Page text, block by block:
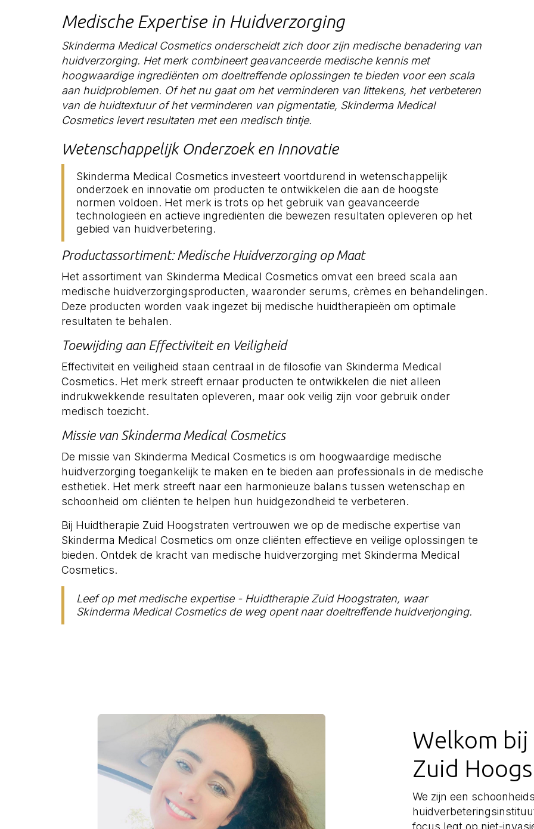
Medische Expertise in Huidverzorging
Skinderma Medical Cosmetics onderscheidt zich door zijn medische benadering van
huidverzorging. Het merk combineert geavanceerde medische kennis met
hoogwaardige ingrediënten om doeltreffende oplossingen te bieden voor een scala
aan huidproblemen. Of het nu gaat om het verminderen van littekens, het verbeteren
van de huidtextuur of het verminderen van pigmentatie, Skinderma Medical
Cosmetics levert resultaten met een medisch tintje.
Wetenschappelijk Onderzoek en Innovatie
Skinderma Medical Cosmetics investeert voortdurend in wetenschappelijk
onderzoek en innovatie om producten te ontwikkelen die aan de hoogste
normen voldoen. Het merk is trots op het gebruik van geavanceerde
technologieën en actieve ingrediënten die bewezen resultaten opleveren op het
gebied van huidverbetering.
Productassortiment: Medische Huidverzorging op Maat
Het assortiment van Skinderma Medical Cosmetics omvat een breed scala aan
medische huidverzorgingsproducten, waaronder serums, crèmes en behandelingen.
Deze producten worden vaak ingezet bij medische huidtherapieën om optimale
resultaten te behalen.
Toewijding aan Effectiviteit en Veiligheid
Effectiviteit en veiligheid staan centraal in de filosofie van Skinderma Medical
Cosmetics. Het merk streeft ernaar producten te ontwikkelen die niet alleen
indrukwekkende resultaten opleveren, maar ook veilig zijn voor gebruik onder
medisch toezicht.
Missie van Skinderma Medical Cosmetics
De missie van Skinderma Medical Cosmetics is om hoogwaardige medische
huidverzorging toegankelijk te maken en te bieden aan professionals in de medische
esthetiek. Het merk streeft naar een harmonieuze balans tussen wetenschap en
schoonheid om cliënten te helpen hun huidgezondheid te verbeteren.
Bij Huidtherapie Zuid Hoogstraten vertrouwen we op de medische expertise van
Skinderma Medical Cosmetics om onze cliënten effectieve en veilige oplossingen te
bieden. Ontdek de kracht van medische huidverzorging met Skinderma Medical
Cosmetics.
Leef op met medische expertise - Huidtherapie Zuid Hoogstraten, waar
Skinderma Medical Cosmetics de weg opent naar doeltreffende huidverjonging.
Welkom
Zuid
We zijn een
focus legt op niet-